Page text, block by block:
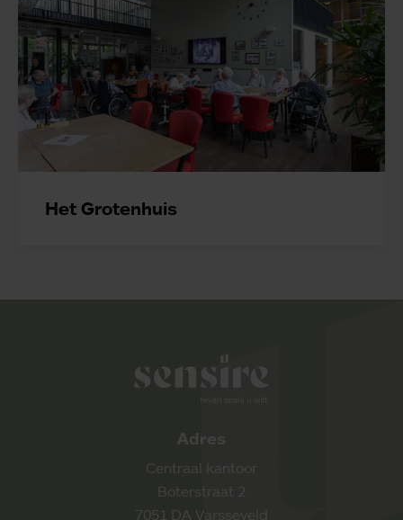
Het Grotenhuis
Adres
Centraal kantoor
Boterstraat 2
7051 DA Varsseveld